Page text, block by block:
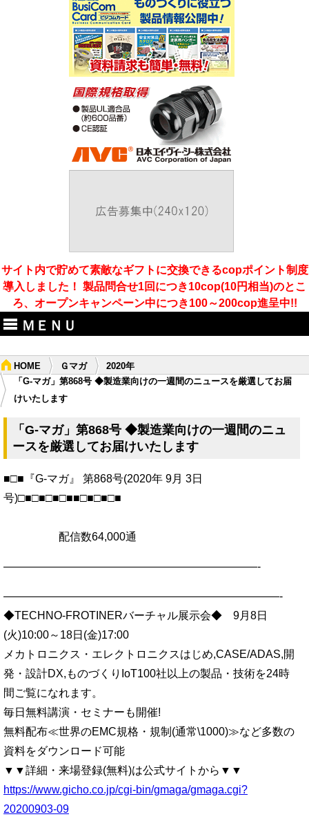
サイト内で貯めて素敵なギフトに交換できるcopポイント制度
導入しました！ 製品問合せ1回につき10cop(10円相当)のとこ
ろ、オープンキャンペーン中につき100～200cop進呈中!!
ＭＥＮＵ
HOME Ｇマガ
2020年
「G-マガ」第868号 ◆製造業向けの一週間のニュースを厳選してお届
けいたします
「G-マガ」第868号 ◆製造業向けの一週間のニュ
ースを厳選してお届けいたします
■□■『G-マガ』 第868号(2020年 9月 3日
号)□■□■□■□■■□■□■□■
配信数64,000通
———————————————————————-
—————————————————————————-
◆TECHNO-FROTINERバーチャル展示会◆ 9月8日
(火)10:00～18日(金)17:00
メカトロニクス・エレクトロニクスはじめ,CASE/ADAS,開
発・設計DX,ものづくりIoT100社以上の製品・技術を24時
間ご覧になれます。
毎日無料講演・セミナーも開催!
無料配布≪世界のEMC規格・規制(通常\1000)≫など多数の
資料をダウンロード可能
▼▼詳細・来場登録(無料)は公式サイトから▼▼
https://www.gicho.co.jp/cgi-bin/gmaga/gmaga.cgi?
20200903-09